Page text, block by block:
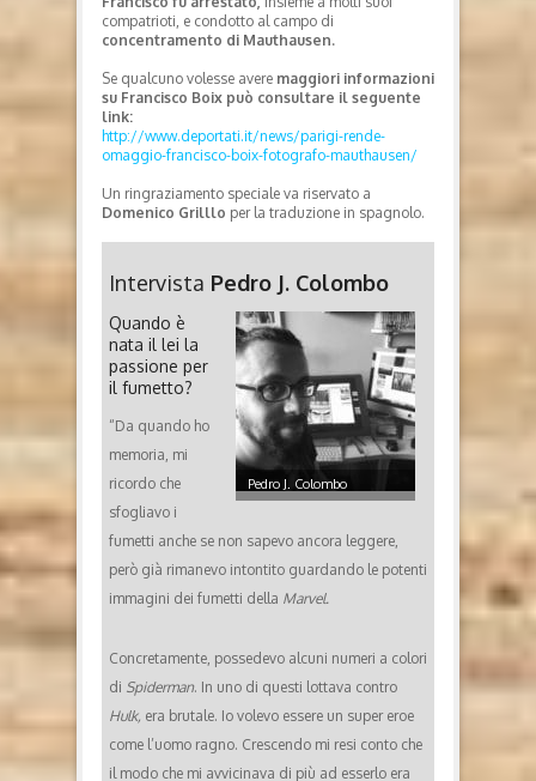
compatrioti, e condotto al campo di
concentramento di Mauthausen.
Se qualcuno volesse avere maggiori informazioni
su Francisco Boix può consultare il seguente
link:
http://www.deportati.it/news/parigi-rende-
omaggio-francisco-boix-fotografo-mauthausen/
Un ringraziamento speciale va riservato a
Domenico Grilllo per la traduzione in spagnolo.
Intervista Pedro J. Colombo
Pedro J. Colombo
Quando è
nata il lei la
passione per
il fumetto?
“Da quando ho
memoria, mi
ricordo che
sfogliavo i
fumetti anche se non sapevo ancora leggere,
però già rimanevo intontito guardando le potenti
immagini dei fumetti della Marvel.
Concretamente, possedevo alcuni numeri a colori
di Spiderman. In uno di questi lottava contro
Hulk, era brutale. Io volevo essere un super eroe
come l’uomo ragno. Crescendo mi resi conto che
il modo che mi avvicinava di più ad esserlo era